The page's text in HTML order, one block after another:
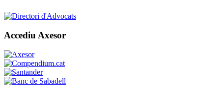
Accediu Axesor